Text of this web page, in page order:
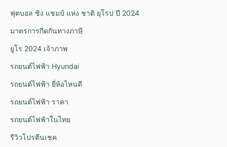
ฟุตบอล ชิง แชมป์ แห่ง ชาติ ยุโรป ปี 2024
มาตรการกีดกันทางภาษี
ยูโร 2024 เจ้าภาพ
รถยนต์ไฟฟ้า Hyundai
รถยนต์ไฟฟ้า ยี่ห้อไหนดี
รถยนต์ไฟฟ้า ราคา
รถยนต์ไฟฟ้าในไทย
รีวิวโปรตีนเชค